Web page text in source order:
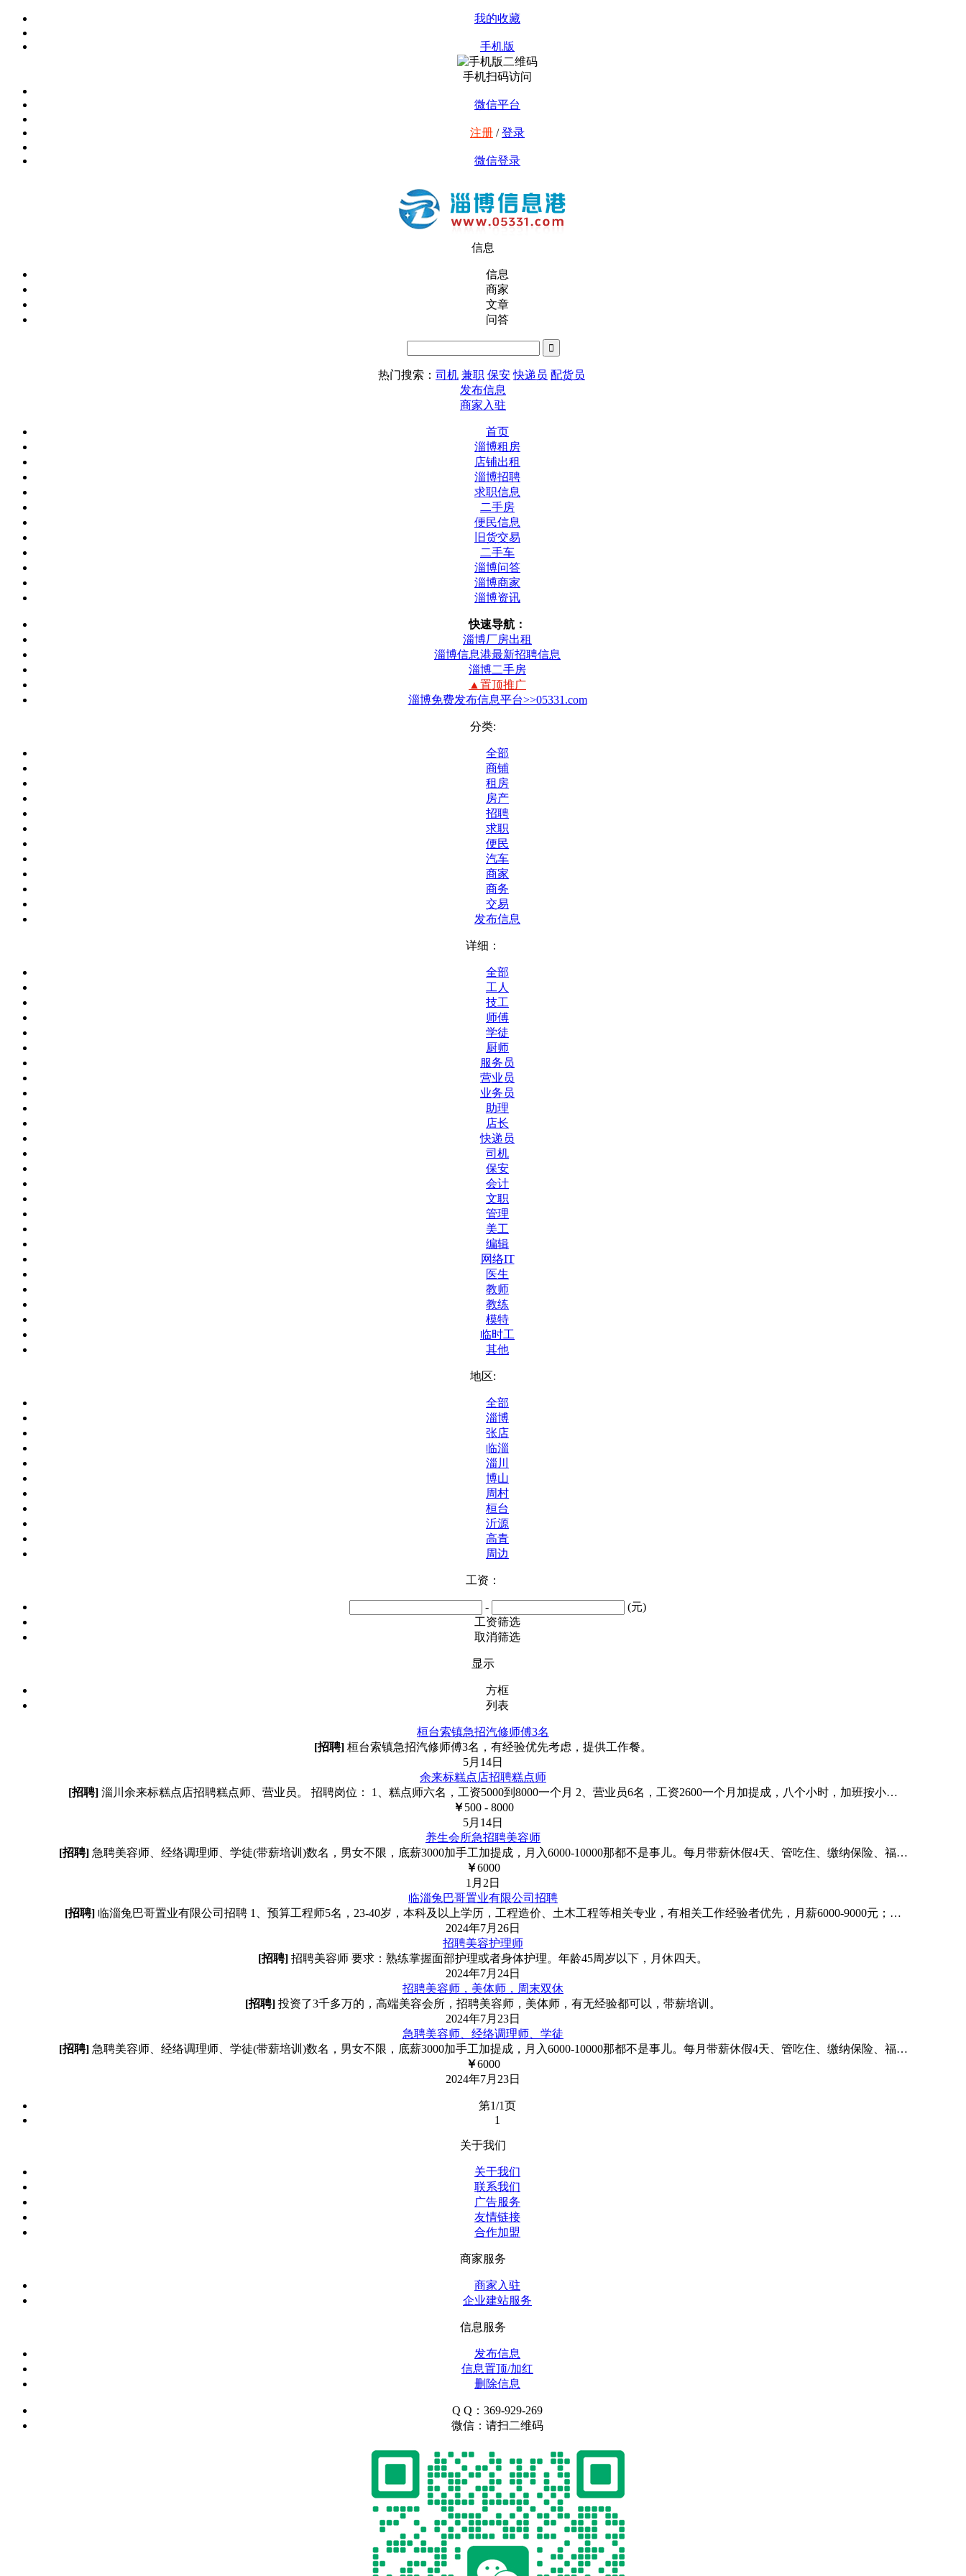
我的收藏
手机版
手机扫码访问
微信平台
注册 /登录
微信登录
信息
信息
商家
文章
问答
热门搜索： 司机 兼职 保安 快递员 配货员
发布信息
商家入驻
首页
淄博租房
店铺出租
淄博招聘
求职信息
二手房
便民信息
旧货交易
二手车
淄博问答
淄博商家
淄博资讯
快速导航：
淄博厂房出租
淄博信息港最新招聘信息
淄博二手房
▲置顶推广
淄博免费发布信息平台>>05331.com
分类:
全部
商铺
租房
房产
招聘
求职
便民
汽车
商家
商务
交易
发布信息
详细：
全部
工人
技工
师傅
学徒
厨师
服务员
营业员
业务员
助理
店长
快递员
司机
保安
会计
文职
管理
美工
编辑
网络IT
医生
教师
教练
模特
临时工
其他
地区:
全部
淄博
张店
临淄
淄川
博山
周村
桓台
沂源
高青
周边
工资：
-
(元)
工资筛选
取消筛选
显示
方框
列表
桓台索镇急招汽修师傅3名
[招聘] 桓台索镇急招汽修师傅3名，有经验优先考虑，提供工作餐。
5月14日
余来标糕点店招聘糕点师
[招聘] 淄川余来标糕点店招聘糕点师、营业员。 招聘岗位： 1、糕点师六名，工资5000到8000一个月 2、营业员6名，工资2600一个月加提成，八个小时，加班按小…
￥500 - 8000
5月14日
养生会所急招聘美容师
[招聘]急聘美容师、经络调理师、学徒(带薪培训)数名，男女不限，底薪3000加手工加提成，月入6000-10000那都不是事儿。每月带薪休假4天、管吃住、缴纳保险、福…
￥6000
1月2日
临淄兔巴哥置业有限公司招聘
[招聘] 临淄兔巴哥置业有限公司招聘 1、预算工程师5名，23-40岁，本科及以上学历，工程造价、土木工程等相关专业，有相关工作经验者优先，月薪6000-9000元；…
2024年7月26日
招聘美容护理师
[招聘] 招聘美容师 要求：熟练掌握面部护理或者身体护理。年龄45周岁以下，月休四天。
2024年7月24日
招聘美容师，美体师，周末双休
[招聘] 投资了3千多万的，高端美容会所，招聘美容师，美体师，有无经验都可以，带薪培训。
2024年7月23日
急聘美容师、经络调理师、学徒
[招聘]急聘美容师、经络调理师、学徒(带薪培训)数名，男女不限，底薪3000加手工加提成，月入6000-10000那都不是事儿。每月带薪休假4天、管吃住、缴纳保险、福…
￥6000
2024年7月23日
第1/1页
1
关于我们
关于我们
联系我们
广告服务
友情链接
合作加盟
商家服务
商家入驻
企业建站服务
信息服务
发布信息
信息置顶/加红
删除信息
Q Q：369-929-269
微信：请扫二维码